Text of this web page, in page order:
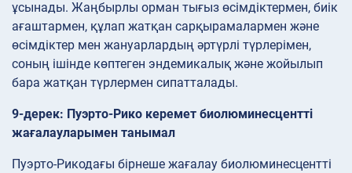
ұсынады. Жаңбырлы орман тығыз өсімдіктермен, биік
ағаштармен, құлап жатқан сарқырамалармен және
өсімдіктер мен жануарлардың әртүрлі түрлерімен,
соның ішінде көптеген эндемикалық және жойылып
бара жатқан түрлермен сипатталады.
9-дерек: Пуэрто-Рико керемет биолюминесцентті
жағалаулары​мен танымал
Пуэрто-Рикодағы бірнеше жағалау биолюминесцентті